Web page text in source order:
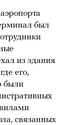
был
из здания
его,
были
связанных